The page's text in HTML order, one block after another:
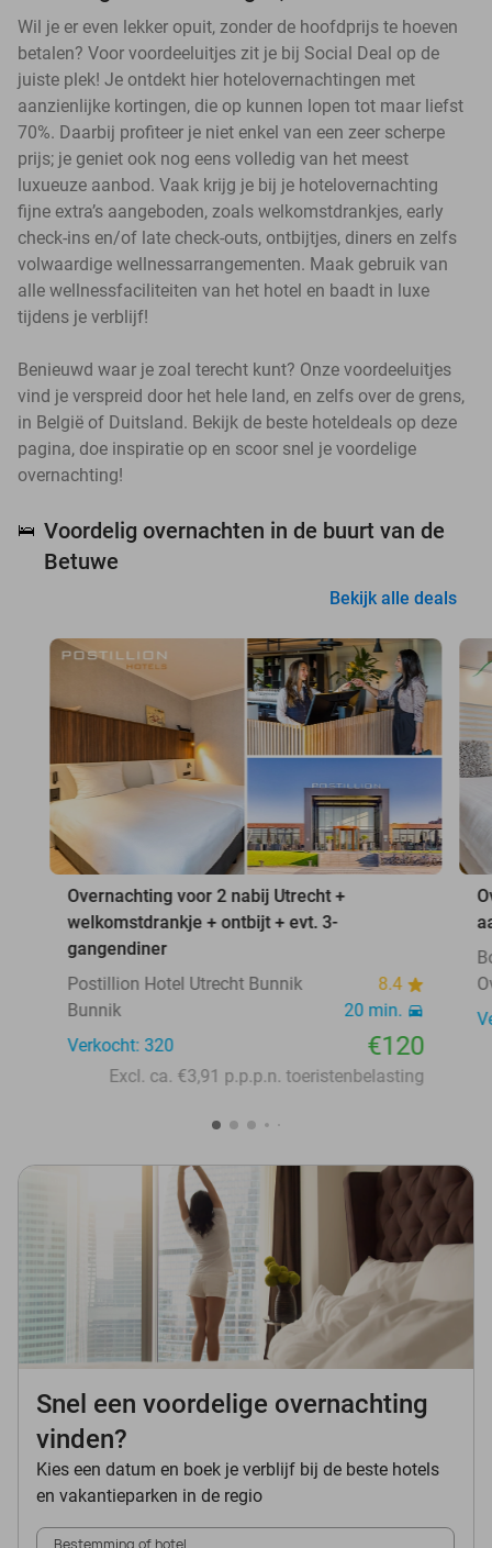
Wil je er even lekker opuit, zonder de hoofdprijs te hoeven
betalen? Voor voordeeluitjes zit je bij Social Deal op de
juiste plek! Je ontdekt hier hotelovernachtingen met
aanzienlijke kortingen, die op kunnen lopen tot maar liefst
70%. Daarbij profiteer je niet enkel van een zeer scherpe
prijs; je geniet ook nog eens volledig van het meest
luxueuze aanbod. Vaak krijg je bij je hotelovernachting
fijne extra’s aangeboden, zoals welkomstdrankjes, early
check-ins en/of late check-outs, ontbijtjes, diners en zelfs
volwaardige wellnessarrangementen. Maak gebruik van
alle wellnessfaciliteiten van het hotel en baadt in luxe
tijdens je verblijf!
Benieuwd waar je zoal terecht kunt? Onze voordeeluitjes
vind je verspreid door het hele land, en zelfs over de grens,
in België of Duitsland. Bekijk de beste hoteldeals op deze
pagina, doe inspiratie op en scoor snel je voordelige
overnachting!
🛌 Voordelig overnachten in de buurt van de
Betuwe
Bekijk alle deals
Overnachting voor 2 nabij Utrecht +
welkomstdrankje + ontbijt + evt. 3-
gangendiner
Postillion Hotel Utrecht Bunnik
8.4
Bunnik
20 min.
Verkocht: 320
€120
Excl. ca. €3,91 p.p.p.n. toeristenbelasting
Snel een voordelige overnachting
vinden?
Kies een datum en boek je verblijf bij de beste hotels
en vakantieparken in de regio
Bestemming of hotel